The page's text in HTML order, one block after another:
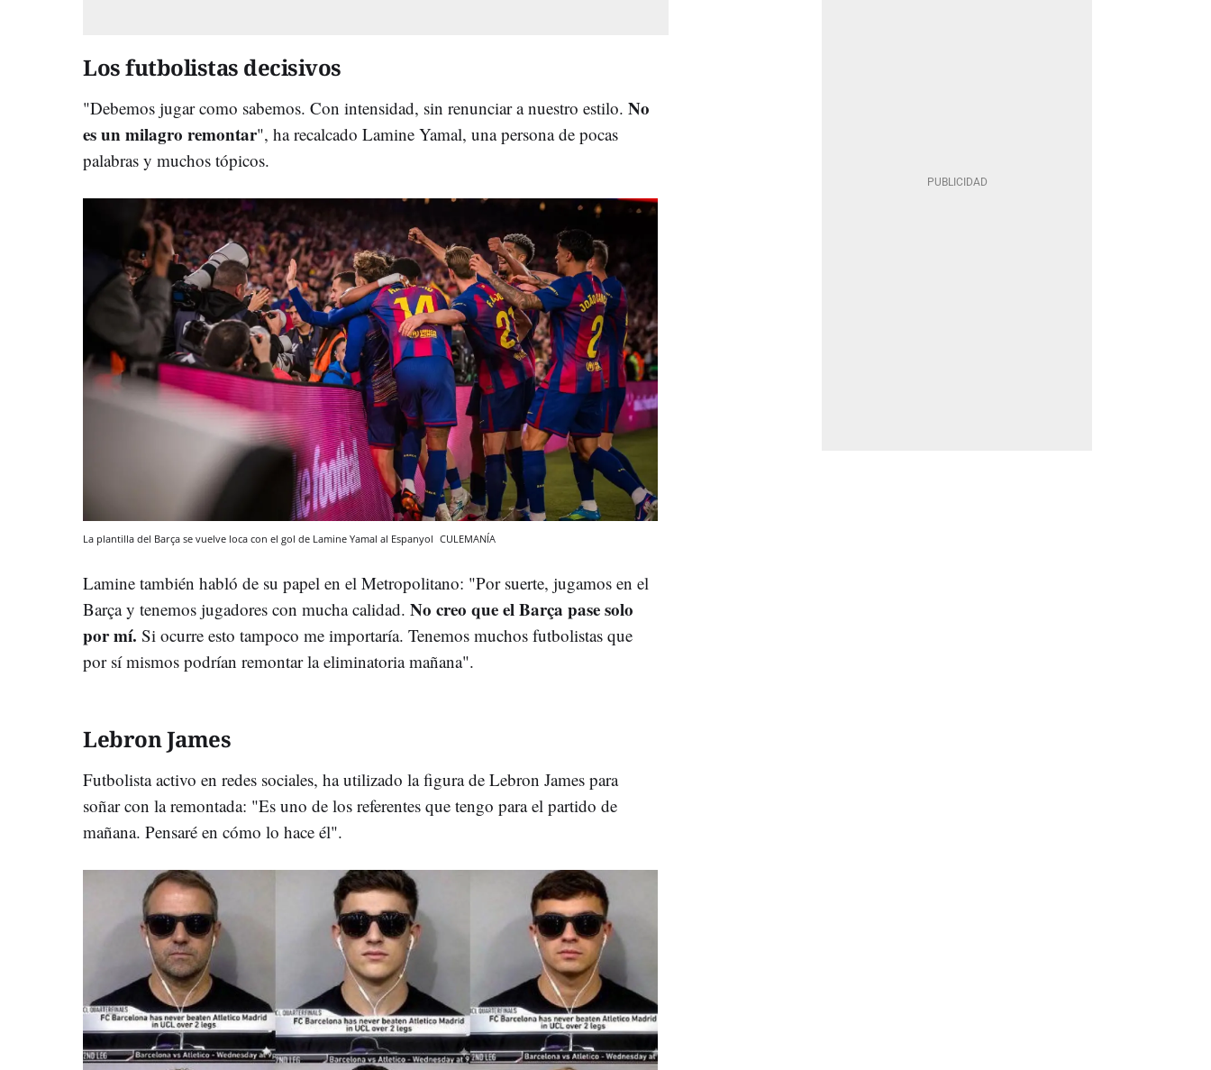
Los futbolistas decisivos
"Debemos jugar como sabemos. Con intensidad, sin renunciar a nuestro estilo. No
es un milagro remontar", ha recalcado Lamine Yamal, una persona de pocas
palabras y muchos tópicos.
La plantilla del Barça se vuelve loca con el gol de Lamine Yamal al Espanyol CULEMANÍA
Lamine también habló de su papel en el Metropolitano: "Por suerte, jugamos en el
Barça y tenemos jugadores con mucha calidad. No creo que el Barça pase solo
por mí. Si ocurre esto tampoco me importaría. Tenemos muchos futbolistas que
por sí mismos podrían remontar la eliminatoria mañana".
Lebron James
Futbolista activo en redes sociales, ha utilizado la figura de Lebron James para
soñar con la remontada: "Es uno de los referentes que tengo para el partido de
mañana. Pensaré en cómo lo hace él".